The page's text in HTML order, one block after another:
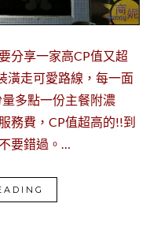
分享一家高CP值又超
潢走可愛路線，每一面
多點一份主餐附濃
務費，CP值超高的!!到
要錯過。…